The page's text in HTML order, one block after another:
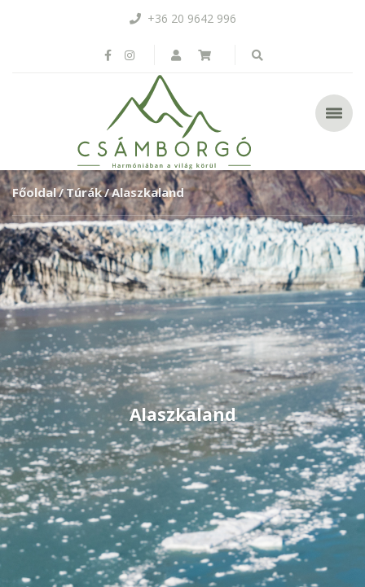
+36 20 9642 996
Főoldal Túrák Alaszkaland
Alaszkaland